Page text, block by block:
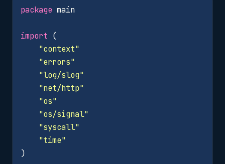
package main
import (
"context"
"errors"
"log/slog"
"net/http"
"os"
"os/signal"
"syscall"
"time"
)